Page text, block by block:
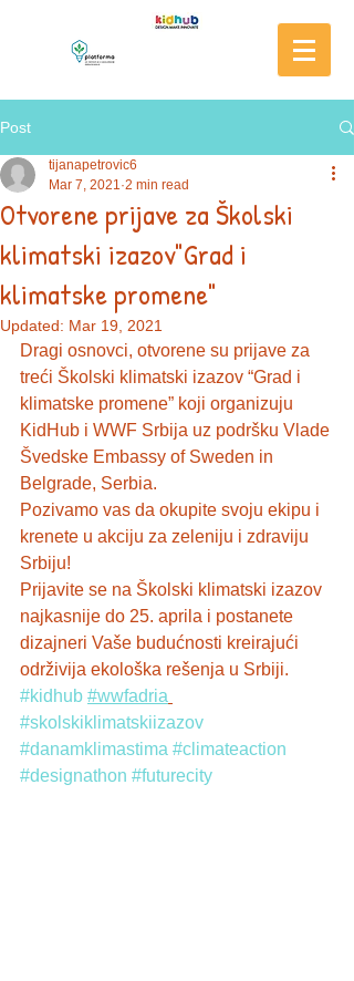
Post
Otvorene prijave za Školski
klimatski izazov"Grad i
klimatske promene"
tijanapetrovic6
Mar 7, 2021 2 min read
Updated: Mar 19, 2021
Dragi osnovci, otvorene su prijave za
treći Školski klimatski izazov “Grad i
klimatske promene” koji organizuju
KidHub i WWF Srbija uz podršku Vlade
Švedske Embassy of Sweden in
Belgrade, Serbia.
Pozivamo vas da okupite svoju ekipu i
krenete u akciju za zeleniju i zdraviju
Srbiju!
Prijavite se na Školski klimatski izazov
najkasnije do 25. aprila i postanete
dizajneri Vaše budućnosti kreirajući
održivija ekološka rešenja u Srbiji.
#kidhub #wwfadria
#skolskiklimatskiizazov
#danamklimastima #climateaction
#designathon #futurecity